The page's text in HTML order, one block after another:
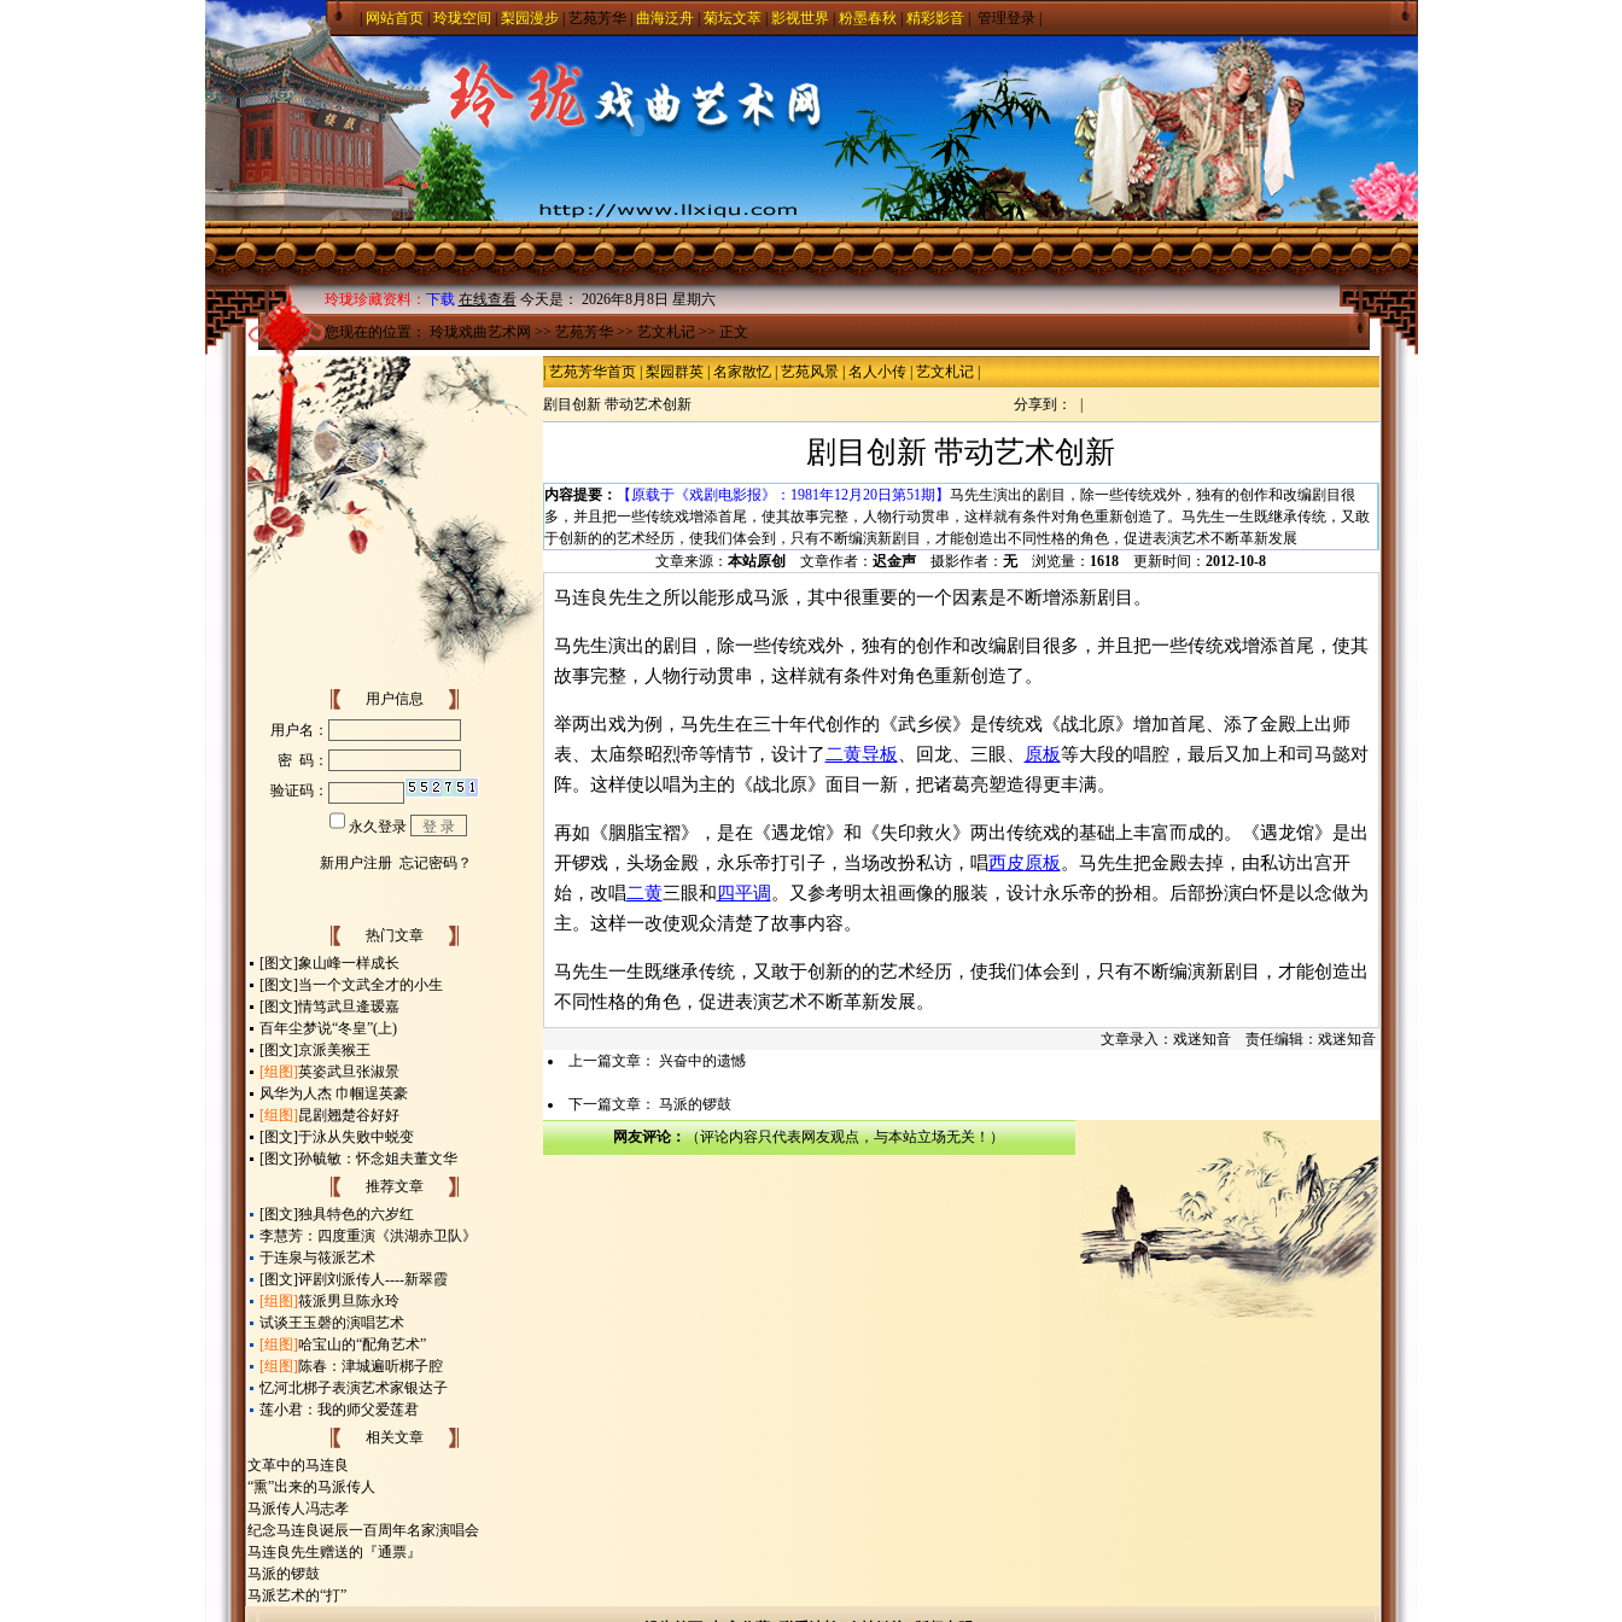
网站首页| 玲珑空间 梨园漫步| 艺苑芳华| 曲海泛舟| 菊坛文萃| 影视世界| 粉墨春秋 精彩影音| 管理登录|
玲珑珍藏资料：下载 在线查看今天是：2026年8月8日 星期六
您现在的位置：玲珑戏曲艺术网>>艺苑芳华>>艺文札记>> 正文
用户信息
热门文章
[图文]象山峰一样成长
[图文]当一个文武全才的小生
[图文]情笃武旦逄瑷嘉
百年尘梦说“冬皇”(上)
[图文]京派美猴王
[组图]英姿武旦张淑景
风华为人杰 巾帼逞英豪
[组图]昆剧翘楚谷好好
[图文]于泳从失败中蜕变
[图文]孙毓敏：怀念姐夫董文华
推荐文章
[图文]独具特色的六岁红
李慧芳：四度重演《洪湖赤卫队》
于连泉与筱派艺术
[图文]评剧刘派传人----新翠霞
[组图]筱派男旦陈永玲
试谈王玉磬的演唱艺术
[组图]哈宝山的“配角艺术”
[组图]陈春：津城遍听梆子腔
忆河北梆子表演艺术家银达子
莲小君：我的师父爱莲君
相关文章
文革中的马连良
“熏”出来的马派传人
马派传人冯志孝
纪念马连良诞辰一百周年名家演唱会
马连良先生赠送的『通票』
马派的锣鼓
马派艺术的“打”
艺苑芳华首页 梨园群英 名家散忆 艺苑风景 名人小传 艺文札记
剧目创新 带动艺术创新
分享到：
剧目创新 带动艺术创新
内容提要： 【原载于《戏剧电影报》：1981年12月20日第51期】 马先生演出的剧目，除一些传统戏外，独有的创作和改编剧目很
多，并且把一些传统戏增添首尾，使其故事完整，人物行动贯串，这样就有条件对角色重新创造了。马先生一生既继承传统，又敢
于创新的的艺术经历，使我们体会到，只有不断编演新剧目，才能创造出不同性格的角色，促进表演艺术不断革新发展
文章来源： 本站原创 文章作者： 迟金声 摄影作者： 无浏览量： 1618 更新时间： 2012-10-8
马连良先生之所以能形成马派，其中很重要的一个因素是不断增添新剧目。
马先生演出的剧目，除一些传统戏外，独有的创作和改编剧目很多，并且把一些传统戏增添首尾，使其
故事完整，人物行动贯串，这样就有条件对角色重新创造了。
举两出戏为例，马先生在三十年代创作的《武乡侯》是传统戏《战北原》增加首尾、添了金殿上出师
表、太庙祭昭烈帝等情节，设计了 二黄导板 、回龙、三眼、 原板等大段的唱腔，最后又加上和司马懿对
阵。这样使以唱为主的《战北原》面目一新，把诸葛亮塑造得更丰满。
再如《胭脂宝褶》，是在《遇龙馆》和《失印救火》两出传统戏的基础上丰富而成的。《遇龙馆》是出
开锣戏，头场金殿，永乐帝打引子，当场改扮私访，唱西皮原板 。马先生把金殿去掉，由私访出宫开
始，改唱二黄三眼和 四平调 。又参考明太祖画像的服装，设计永乐帝的扮相。后部扮演白怀是以念做为
主。这样一改使观众清楚了故事内容。
马先生一生既继承传统，又敢于创新的的艺术经历，使我们体会到，只有不断编演新剧目，才能创造出
不同性格的角色，促进表演艺术不断革新发展。
文章录入：戏迷知音 责任编辑：戏迷知音
上一篇文章： 兴奋中的遗憾
下一篇文章： 马派的锣鼓
网友评论：（评论内容只代表网友观点，与本站立场无关！）